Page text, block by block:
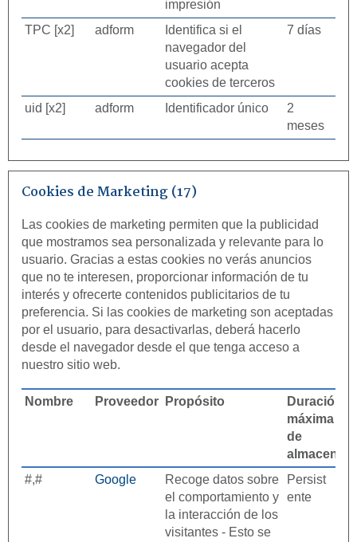
impresión
TPC [x2] adform
Identifica si el
navegador del
usuario acepta
cookies de terceros
7 días
uid [x2] adform Identificador único
2
meses
Cookies de Marketing (17)
Las cookies de marketing permiten que la publicidad
que mostramos sea personalizada y relevante para lo
usuario. Gracias a estas cookies no verás anuncios
que no te interesen, proporcionar información de tu
interés y ofrecerte contenidos publicitarios de tu
preferencia. Si las cookies de marketing son aceptadas
por el usuario, para desactivarlas, deberá hacerlo
desde el navegador desde el que tenga acceso a
nuestro sitio web.
Nombre Proveedor Propósito
Duración
máxima
de
#,#
Google
Recoge datos sobre
el comportamiento y
la interacción de los
visitantes - Esto se
Persist
ente